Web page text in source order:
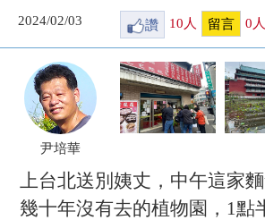
2024/02/03 讚 10 人 留言 0 人
尹培華
上台北送別姨丈，中午這家
幾十年沒有去的植物園，1點